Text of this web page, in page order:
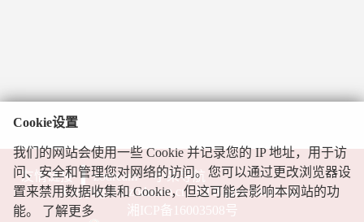
友情链接 zodream
小呆导航
Copyright ©zodream.cn, All Rights Reserved.
湘ICP备16003508号
Cookie设置
我们的网站会使用一些 Cookie 并记录您的 IP 地址，用于访
问、安全和管理您对网络的访问。您可以通过更改浏览器设
置来禁用数据收集和 Cookie，但这可能会影响本网站的功
能。 了解更多